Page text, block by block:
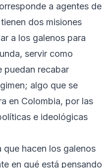
a agentes de
dos misiones
a los galenos para
servir como
puedan recabar
algo que se
en Colombia, por las
e ideológicas
que hacen los galenos
en qué está pensando